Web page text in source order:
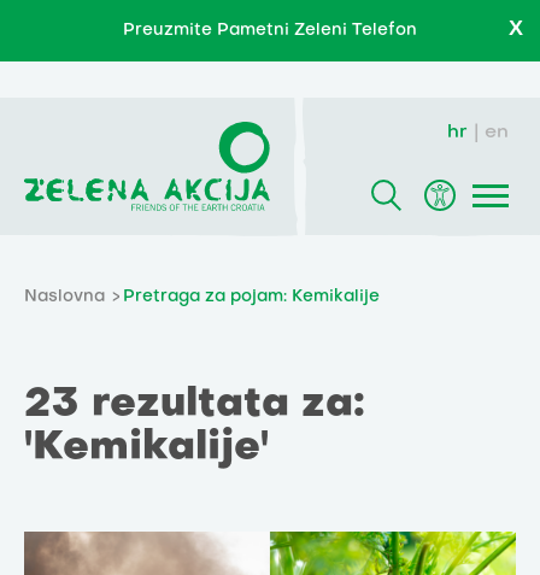
Preuzmite Pametni Zeleni Telefon X
hr en
Naslovna Pretraga za pojam: Kemikalije
23 rezultata za:
'Kemikalije'